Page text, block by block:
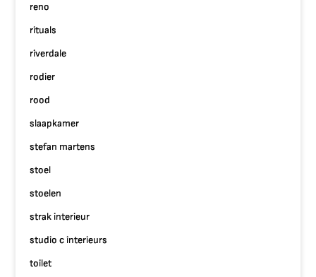
reno
rituals
riverdale
rodier
rood
slaapkamer
stefan martens
stoel
stoelen
strak interieur
studio c interieurs
toilet